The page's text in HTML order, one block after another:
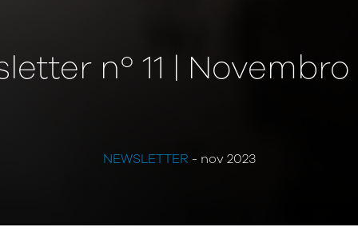
nº 11 |
NEWSLETTER - nov 2023